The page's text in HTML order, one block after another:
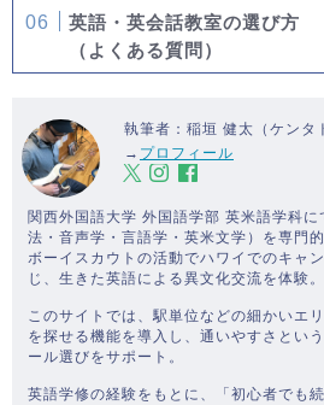
英語・英会話教室の選び方
（よくある質問）
執筆者：稲垣 健太（ケンタ
→ プロフィール
関西外国語大学 外国語学部 英米語学科に
法・音声学・言語学・英米文学）を専門
ボーイスカウトの活動でハワイでのキャ
じ、生きた英語による異文化交流を体験。
このサイトでは、駅単位などの細かいエ
を探せる機能を導入し、通いやすさとい
ール選びをサポート。
英語学修の経験をもとに、「初心者でも